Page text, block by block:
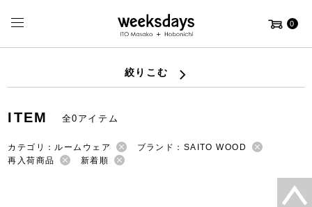
0
絞りこむ
ITEM 全0アイテム
カテゴリ：ルームウェア
ブランド：SAITO WOOD
再入荷商品
新着順